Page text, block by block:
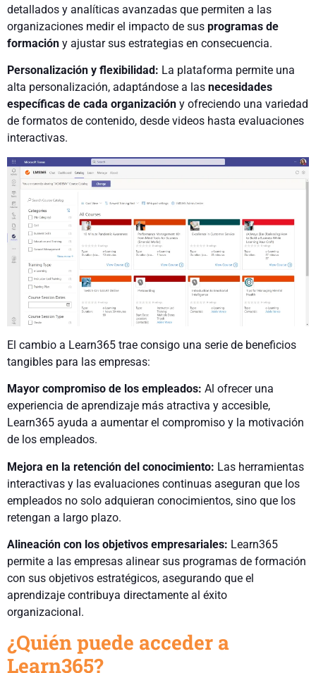
detallados y analíticas avanzadas que permiten a las
organizaciones medir el impacto de sus programas de
formación y ajustar sus estrategias en consecuencia.
Personalización y flexibilidad: La plataforma permite una
alta personalización, adaptándose a las necesidades
específicas de cada organización y ofreciendo una variedad
de formatos de contenido, desde videos hasta evaluaciones
interactivas.
El cambio a Learn365 trae consigo una serie de beneficios
tangibles para las empresas:
Mayor compromiso de los empleados: Al ofrecer una
experiencia de aprendizaje más atractiva y accesible,
Learn365 ayuda a aumentar el compromiso y la motivación
de los empleados.
Mejora en la retención del conocimiento: Las herramientas
interactivas y las evaluaciones continuas aseguran que los
empleados no solo adquieran conocimientos, sino que los
retengan a largo plazo.
Alineación con los objetivos empresariales: Learn365
permite a las empresas alinear sus programas de formación
con sus objetivos estratégicos, asegurando que el
aprendizaje contribuya directamente al éxito
organizacional.
¿Quién puede acceder a
Learn365?